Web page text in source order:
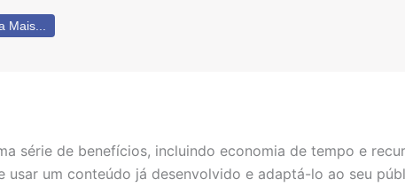
Mais...
série de benefícios, incluindo economia de tempo e
um conteúdo já desenvolvido e adaptá-lo ao seu